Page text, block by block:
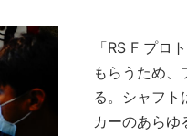
「RS F プロ
もらうため
る。シャフト
カーのあらゆ